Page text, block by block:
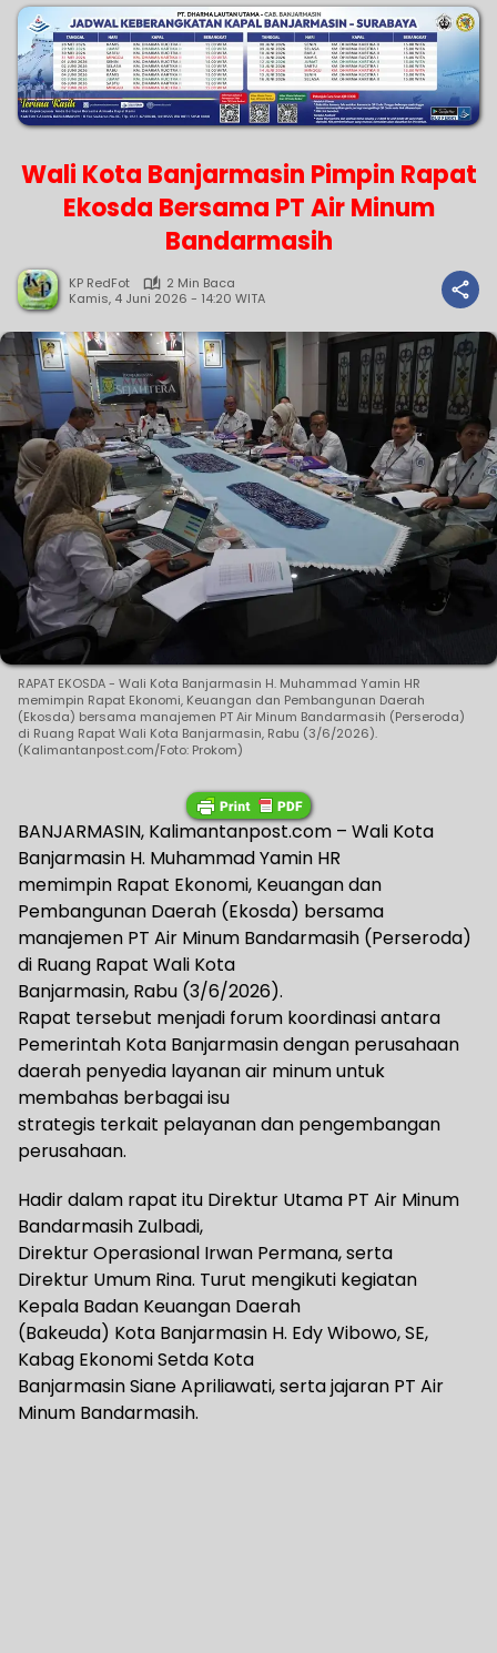
Wali Kota Banjarmasin Pimpin Rapat
Ekosda Bersama PT Air Minum
Bandarmasih
KP RedFot
2 Min Baca
Kamis, 4 Juni 2026 - 14:20 WITA
RAPAT EKOSDA - Wali Kota Banjarmasin H. Muhammad Yamin HR
memimpin Rapat Ekonomi, Keuangan dan Pembangunan Daerah
(Ekosda) bersama manajemen PT Air Minum Bandarmasih (Perseroda)
di Ruang Rapat Wali Kota Banjarmasin, Rabu (3/6/2026).
(Kalimantanpost.com/Foto: Prokom)
BANJARMASIN, Kalimantanpost.com – Wali Kota
Banjarmasin H. Muhammad Yamin HR
memimpin Rapat Ekonomi, Keuangan dan
Pembangunan Daerah (Ekosda) bersama
manajemen PT Air Minum Bandarmasih (Perseroda)
di Ruang Rapat Wali Kota
Banjarmasin, Rabu (3/6/2026).
Rapat tersebut menjadi forum koordinasi antara
Pemerintah Kota Banjarmasin dengan perusahaan
daerah penyedia layanan air minum untuk
membahas berbagai isu
strategis terkait pelayanan dan pengembangan
perusahaan.
Hadir dalam rapat itu Direktur Utama PT Air Minum
Bandarmasih Zulbadi,
Direktur Operasional Irwan Permana, serta
Direktur Umum Rina. Turut mengikuti kegiatan
Kepala Badan Keuangan Daerah
(Bakeuda) Kota Banjarmasin H. Edy Wibowo, SE,
Kabag Ekonomi Setda Kota
Banjarmasin Siane Apriliawati, serta jajaran PT Air
Minum Bandarmasih.